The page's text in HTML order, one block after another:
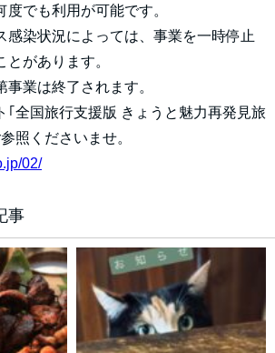
でも利用が可能です。
感染状況によっては、事業を一時停止
とがあります。
業は終了されます。
｢全国旅行支援版 きょうと魅力再発見旅
照くださいませ。
02/
事